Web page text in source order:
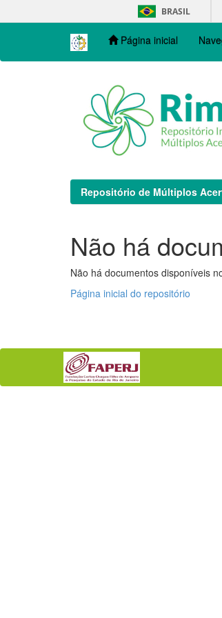
navigation
BRASIL
Página inicial
Repositório de Múltiplos
Não há
Não há documentos disponíveis
Página inicial do repositório